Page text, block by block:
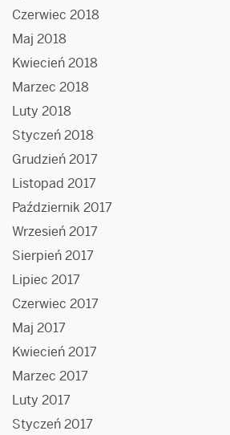
Czerwiec 2018
Maj 2018
Kwiecień 2018
Marzec 2018
Luty 2018
Styczeń 2018
Grudzień 2017
Listopad 2017
Październik 2017
Wrzesień 2017
Sierpień 2017
Lipiec 2017
Czerwiec 2017
Maj 2017
Kwiecień 2017
Marzec 2017
Luty 2017
Styczeń 2017